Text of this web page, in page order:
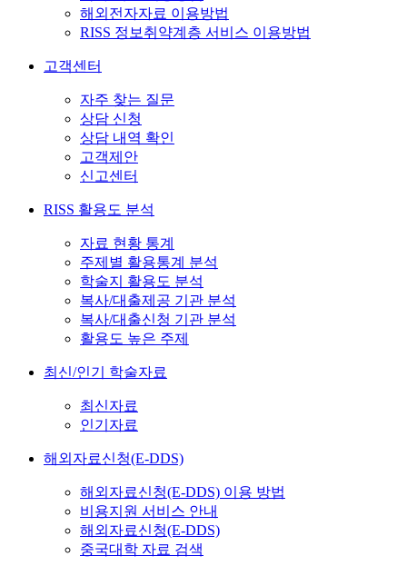
해외전자자료 이용방법
RISS 정보취약계층 서비스 이용방법
고객센터
자주 찾는 질문
상담 신청
상담 내역 확인
고객제안
신고센터
RISS 활용도 분석
자료 현황 통계
주제별 활용통계 분석
학술지 활용도 분석
복사/대출제공 기관 분석
복사/대출신청 기관 분석
활용도 높은 주제
최신/인기 학술자료
최신자료
인기자료
해외자료신청(E-DDS)
해외자료신청(E-DDS) 이용 방법
비용지원 서비스 안내
해외자료신청(E-DDS)
중국대학 자료 검색